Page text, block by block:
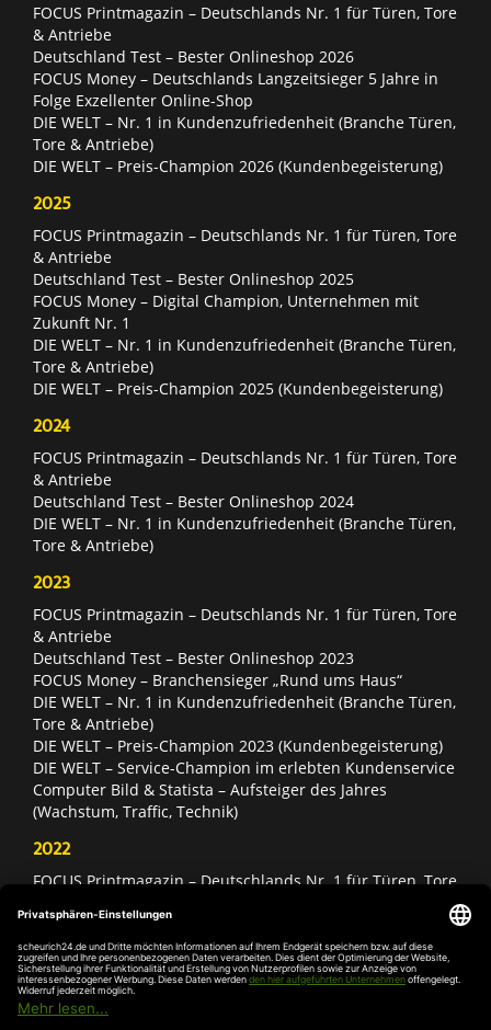
FOCUS Printmagazin – Deutschlands Nr. 1 für Türen, Tore
& Antriebe
Deutschland Test – Bester Onlineshop 2026
FOCUS Money – Deutschlands Langzeitsieger 5 Jahre in
Folge Exzellenter Online-Shop
DIE WELT – Nr. 1 in Kundenzufriedenheit (Branche Türen,
Tore & Antriebe)
DIE WELT – Preis-Champion 2026 (Kundenbegeisterung)
2025
FOCUS Printmagazin – Deutschlands Nr. 1 für Türen, Tore
& Antriebe
Deutschland Test – Bester Onlineshop 2025
FOCUS Money – Digital Champion, Unternehmen mit
Zukunft Nr. 1
DIE WELT – Nr. 1 in Kundenzufriedenheit (Branche Türen,
Tore & Antriebe)
DIE WELT – Preis-Champion 2025 (Kundenbegeisterung)
2024
FOCUS Printmagazin – Deutschlands Nr. 1 für Türen, Tore
& Antriebe
Deutschland Test – Bester Onlineshop 2024
DIE WELT – Nr. 1 in Kundenzufriedenheit (Branche Türen,
Tore & Antriebe)
2023
FOCUS Printmagazin – Deutschlands Nr. 1 für Türen, Tore
& Antriebe
Deutschland Test – Bester Onlineshop 2023
FOCUS Money – Branchensieger „Rund ums Haus“
DIE WELT – Nr. 1 in Kundenzufriedenheit (Branche Türen,
Tore & Antriebe)
DIE WELT – Preis-Champion 2023 (Kundenbegeisterung)
DIE WELT – Service-Champion im erlebten Kundenservice
Computer Bild & Statista – Aufsteiger des Jahres
(Wachstum, Traffic, Technik)
2022
FOCUS Printmagazin – Deutschlands Nr. 1 für Türen, Tore
Deutschland Test – Bester Onlineshop 2022
FOCUS Money – Branchensieger „Rund ums Haus“
DIE WELT – Service-Champion im erlebten Kundenservice
DIE WELT – Branchengewinner Gold-Rang (Türen, Tore &
Antriebe)